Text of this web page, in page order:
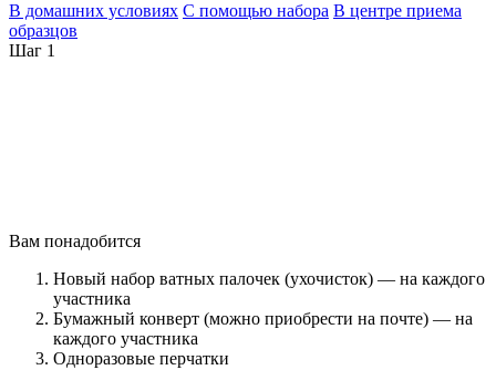
В домашних условиях С помощью набора В центре приема
образцов
Шаг 1
Вам понадобится
Новый набор ватных палочек (ухочисток) — на каждого
участника
Бумажный конверт (можно приобрести на почте) — на
каждого участника
Одноразовые перчатки